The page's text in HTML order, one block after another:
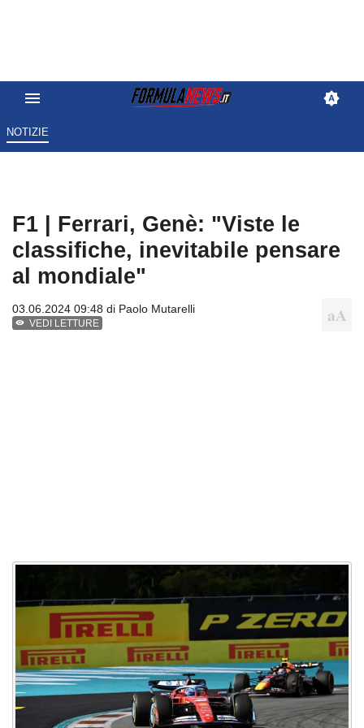
NOTIZIE
F1 | Ferrari, Genè: "Viste le
classifiche, inevitabile pensare
al mondiale"
03.06.2024 09:48 di Paolo Mutarelli
VEDI LETTURE